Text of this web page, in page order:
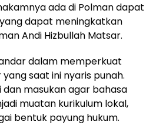
ada di Polman dapat
dapat meningkatkan
Andi Hizbullah Matsar.
dalam memperkuat
saat ini nyaris punah.
masukan agar bahasa
muatan kurikulum lokal,
bentuk payung hukum.